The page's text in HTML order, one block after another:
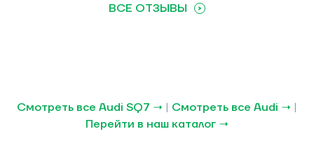
ВСЕ ОТЗЫВЫ
Смотреть все Audi SQ7 → | Смотреть все Audi → |
Перейти в наш каталог →